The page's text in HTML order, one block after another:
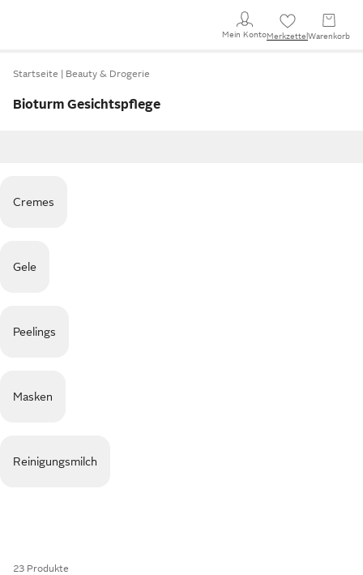
Mein KontoMerkzettel Warenkorb
Startseite Beauty & Drogerie
Bioturm Gesichtspflege
Cremes
Gele
Peelings
Masken
Reinigungsmilch
23 Produkte